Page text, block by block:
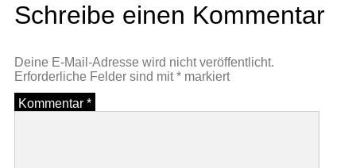
Schreibe einen Kommentar
Deine E-Mail-Adresse wird nicht veröffentlicht.
Erforderliche Felder sind mit* markiert
Kommentar *